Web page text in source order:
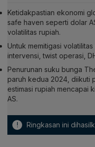
Ketidakpastian ekonomi
safe haven seperti dolar
volatilitas rupiah.
Untuk memitigasi
intervensi, twist operasi,
Penurunan suku bunga
paruh kedua 2024, diikuti
estimasi rupiah mencapai
AS.
! Ringkasan ini